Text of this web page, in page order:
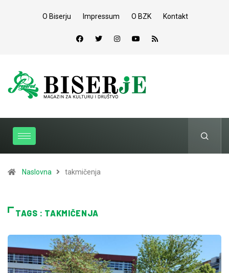
O Biserju Impressum O BZK Kontakt
Naslovna takmičenja
TAGS : TAKMIČENJA